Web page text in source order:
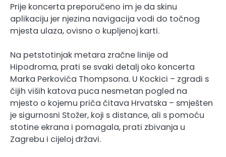
Prije koncerta preporučeno im je da skinu
aplikaciju jer njezina navigacija vodi do točnog
mjesta ulaza, ovisno o kupljenoj karti.
Na petstotinjak metara zračne linije od
Hipodroma, prati se svaki detalj oko koncerta
Marka Perkovića Thompsona. U Kockici – zgradi s
čijih viših katova puca nesmetan pogled na
mjesto o kojemu priča čitava Hrvatska – smješten
je sigurnosni Stožer, koji s distance, ali s pomoću
stotine ekrana i pomagala, prati zbivanja u
Zagrebu i cijeloj državi.